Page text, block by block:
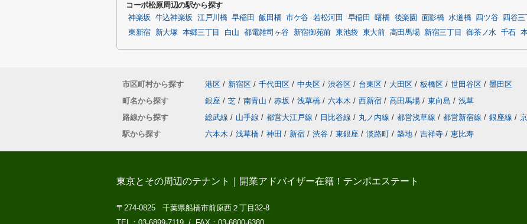
コーポ松原周辺の駅から探す
神楽坂 牛込神楽坂 江戸川橋 早稲田 飯田橋 市ケ谷 若松河田 早稲田 曙橋 後楽園 面影橋 水道橋 四ツ谷 四谷三
東新宿
新大塚 本郷三丁目 白山 都電雑司ヶ谷 新宿御苑前 東池袋 東大前 高田馬場 新宿三丁目 御茶ノ水 千石
市区町村から探す 港区 / 新宿区 / 千代田区 / 中央区 / 渋谷区 / 台東区 / 大田区 / 板橋区 / 世田谷区 / 墨田区
町名から探す
銀座 / 芝 / 南青山 / 赤坂 / 浅草橋 / 六本木 / 西新宿 / 高田馬場 / 東向島 / 浅草
路線から探す
総武線 / 山手線 / 都営大江戸線 / 日比谷線 / 丸ノ内線 / 都営浅草線 / 都営新宿線 / 銀座線 /
駅から探す
六本木 / 浅草橋 / 神田 / 新宿 / 渋谷 / 東銀座 / 淡路町 / 築地 / 吉祥寺 / 恵比寿
東京とその周辺のテナント｜開業アドバイザー在籍！テンポエステート
〒274-0825 千葉県船橋市前原西２丁目32-8